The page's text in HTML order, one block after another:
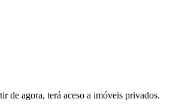
de agora, terá aceso a imóveis privados.